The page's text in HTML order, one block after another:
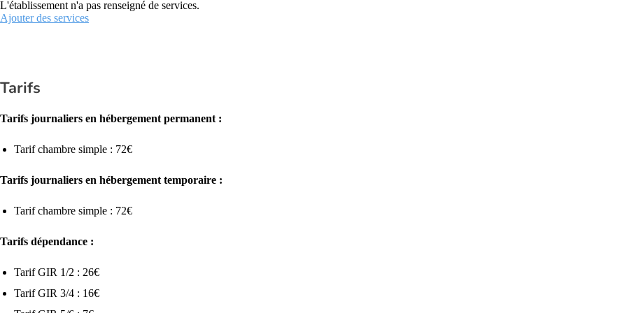
L'établissement n'a pas renseigné de services.
Ajouter des services
Tarifs
Tarifs journaliers en hébergement permanent :
Tarif chambre simple : 72€
Tarifs journaliers en hébergement temporaire :
Tarif chambre simple : 72€
Tarifs dépendance :
Tarif GIR 1/2 : 26€
Tarif GIR 3/4 : 16€